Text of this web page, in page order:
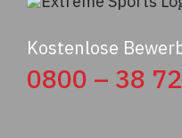
Kostenlose
0800 – 38